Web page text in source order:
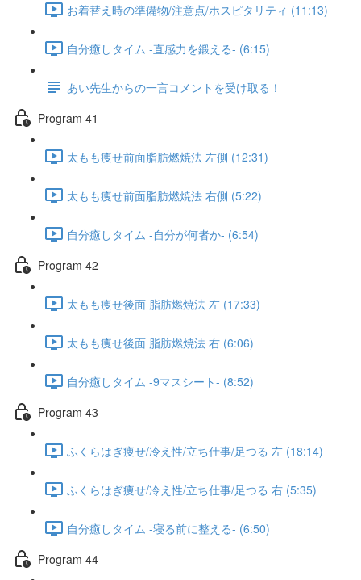
お着替え時の準備物/注意点/ホスピタリティ (11:13)
自分癒しタイム -直感力を鍛える- (6:15)
あい先生からの一言コメントを受け取る！
Program 41
太もも痩せ前面脂肪燃焼法 左側 (12:31)
太もも痩せ前面脂肪燃焼法 右側 (5:22)
自分癒しタイム -自分が何者か- (6:54)
Program 42
太もも痩せ後面 脂肪燃焼法 左 (17:33)
太もも痩せ後面 脂肪燃焼法 右 (6:06)
自分癒しタイム -9マスシート- (8:52)
Program 43
ふくらはぎ痩せ/冷え性/立ち仕事/足つる 左 (18:14)
ふくらはぎ痩せ/冷え性/立ち仕事/足つる 右 (5:35)
自分癒しタイム -寝る前に整える- (6:50)
Program 44